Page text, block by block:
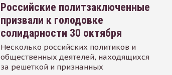
Российские политзаключенные
призвали к голодовке
солидарности 30 октября
Несколько российских политиков и
общественных деятелей, находящихся
за решеткой и признанных